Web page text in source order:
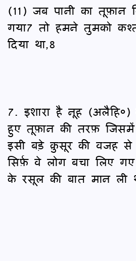
(11) जब पानी का तूफ़ान
गया7 तो हमने तुमको
दिया था,8
7. इशारा है नूह
हुए तूफ़ान की तरफ़
इसी बड़े क़ुसूर की वजह
सिर्फ़ वे लोग बचा लिए
के रसूल की बात मान ली